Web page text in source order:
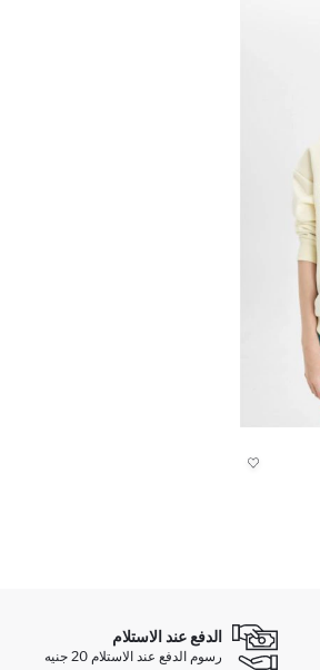
الدفع عند الاستلام
رسوم الدفع عند الاستلام 20 جنيه